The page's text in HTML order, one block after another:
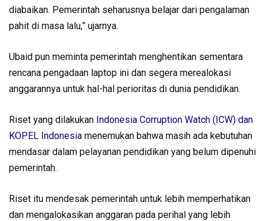
diabaikan. Pemerintah seharusnya belajar dari pengalaman
pahit di masa lalu,” ujarnya.
Ubaid pun meminta pemerintah menghentikan sementara
rencana pengadaan laptop ini dan segera merealokasi
anggarannya untuk hal-hal perioritas di dunia pendidikan.
Riset yang dilakukan Indonesia Corruption Watch (ICW) dan
KOPEL Indonesia menemukan bahwa masih ada kebutuhan
mendasar dalam pelayanan pendidikan yang belum dipenuhi
pemerintah.
Riset itu mendesak pemerintah untuk lebih memperhatikan
dan mengalokasikan anggaran pada perihal yang lebih